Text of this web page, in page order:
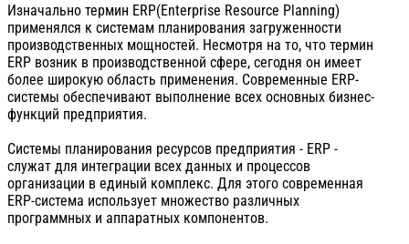
Изначально термин ERP(Enterprise Resource Planning)
применялся к системам планирования загруженности
производственных мощностей. Несмотря на то, что термин
ERP возник в производственной сфере, сегодня он имеет
более широкую область применения. Современные ERP-
системы обеспечивают выполнение всех основных бизнес-
функций предприятия.
Системы планирования ресурсов предприятия - ERP -
служат для интеграции всех данных и процессов
организации в единый комплекс. Для этого современная
ERP-система использует множество различных
программных и аппаратных компонентов.